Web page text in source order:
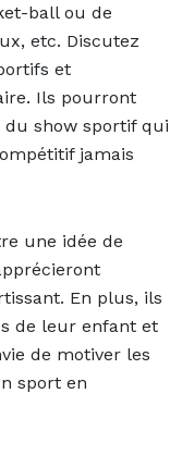
ball ou de
etc. Discutez
et
Ils pourront
du show sportif qui
jamais
une idée de
En plus, ils
de leur enfant et
de motiver les
sport en